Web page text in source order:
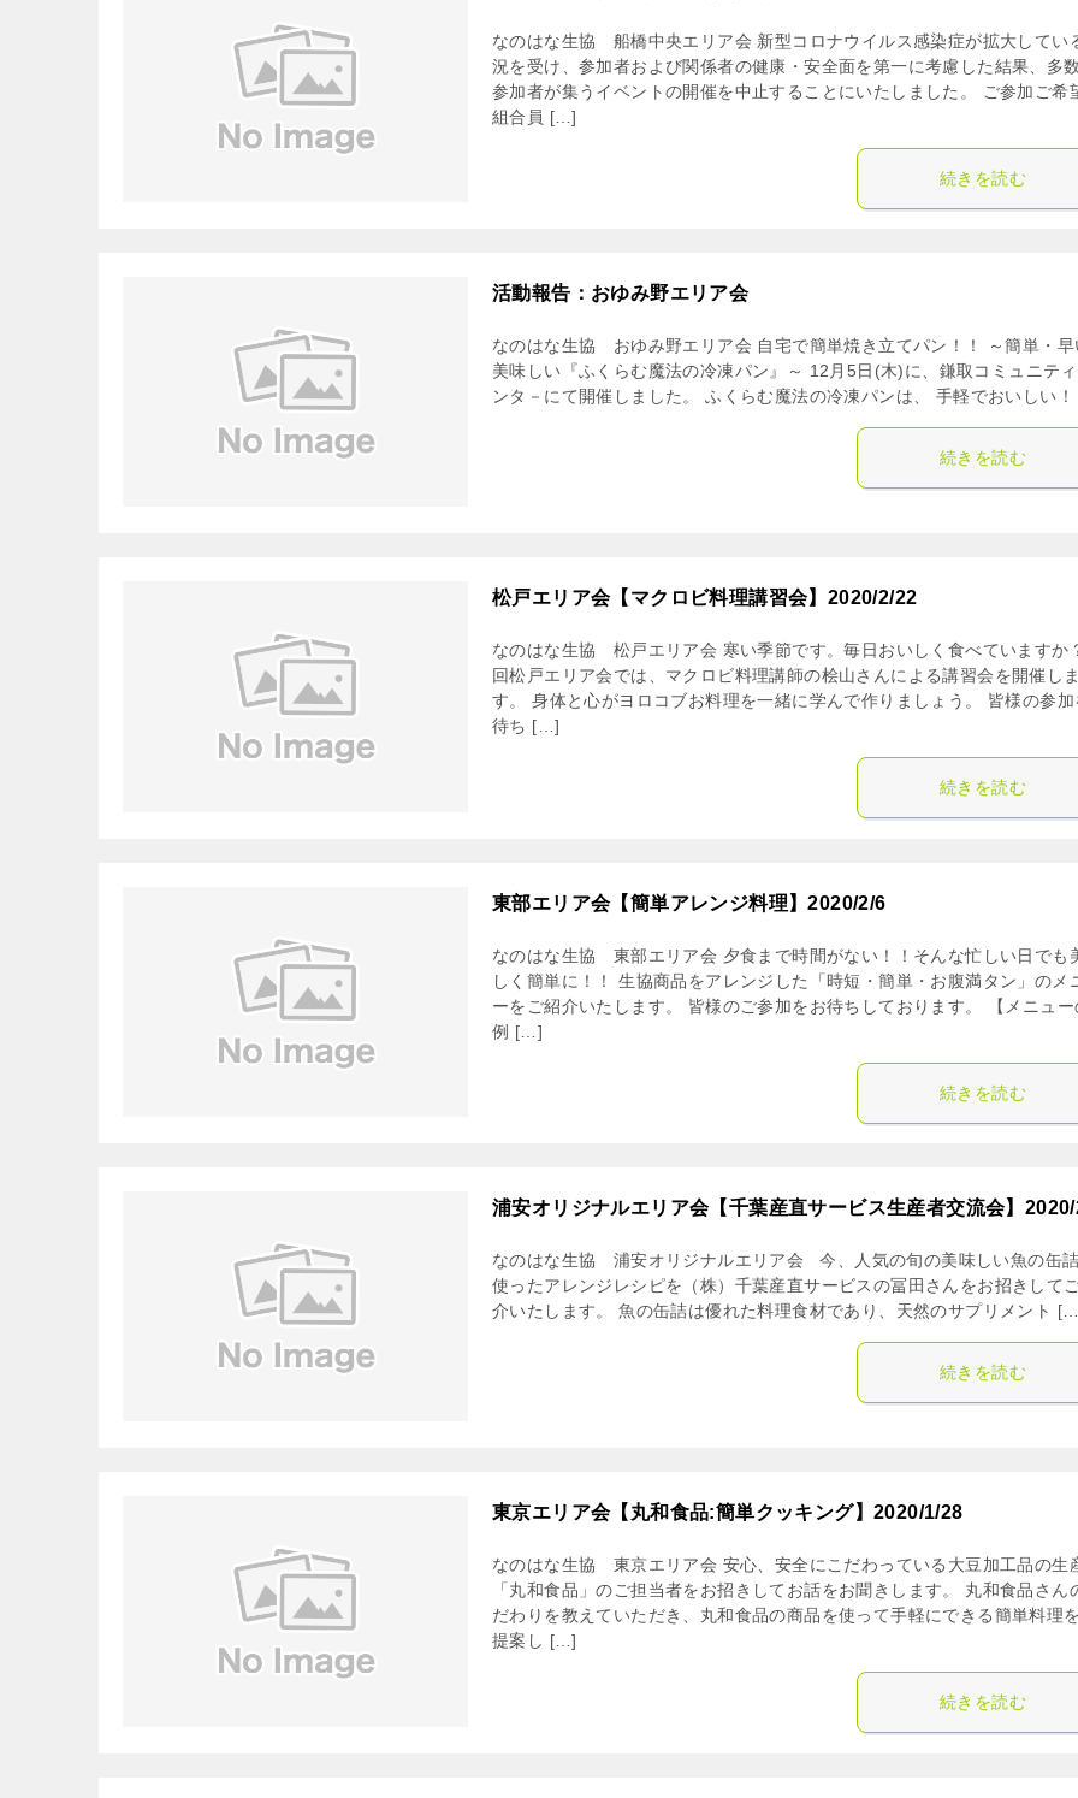
なのはな生協 船橋中央エリア会 新型コロナウイルス感染症が拡大してい
況を受け、参加者および関係者の健康・安全面を第一に考慮した結果、多
参加者が集うイベントの開催を中止することにいたしました。 ご参加ご希
組合員 […]
続きを読む
活動報告：おゆみ野エリア会
なのはな生協 おゆみ野エリア会 自宅で簡単焼き立てパン！！ ～簡単・早
美味しい『ふくらむ魔法の冷凍パン』～ 12月5日(木)に、鎌取コミュニテ
ンタ－にて開催しました。 ふくらむ魔法の冷凍パンは、 手軽でおいしい
続きを読む
松戸エリア会【マクロビ料理講習会】2020/2/22
なのはな生協 松戸エリア会 寒い季節です。毎日おいしく食べていますか
回松戸エリア会では、マクロビ料理講師の桧山さんによる講習会を開催しま
す。 身体と心がヨロコブお料理を一緒に学んで作りましょう。 皆様の参加
待ち […]
続きを読む
東部エリア会【簡単アレンジ料理】2020/2/6
なのはな生協 東部エリア会 夕食まで時間がない！！そんな忙しい日でも
しく簡単に！！ 生協商品をアレンジした「時短・簡単・お腹満タン」のメ
ーをご紹介いたします。 皆様のご参加をお待ちしております。 【メニュー
例 […]
続きを読む
浦安オリジナルエリア会【千葉産直サービス生産者交流会】
なのはな生協 浦安オリジナルエリア会 今、人気の旬の美味しい魚の缶
使ったアレンジレシピを（株）千葉産直サービスの冨田さんをお招きして
介いたします。 魚の缶詰は優れた料理食材であり、天然のサプリメント
続きを読む
東京エリア会【丸和食品:簡単クッキング】2020/1/28
なのはな生協 東京エリア会 安心、安全にこだわっている大豆加工品の生
「丸和食品」のご担当者をお招きしてお話をお聞きします。 丸和食品さん
だわりを教えていただき、丸和食品の商品を使って手軽にできる簡単料理
提案し […]
続きを読む